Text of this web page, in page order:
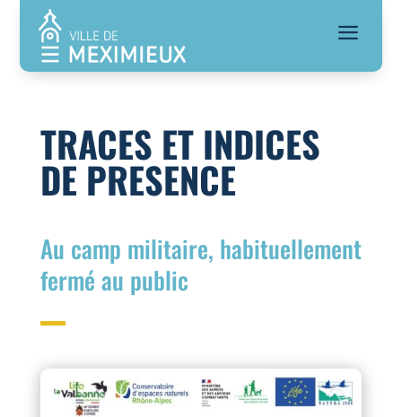
a
TRACES ET INDICES
DE PRESENCE
Au camp militaire, habituellement
fermé au public